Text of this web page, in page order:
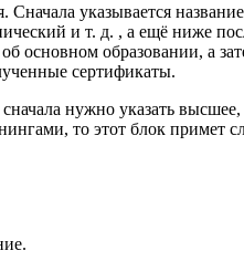
указывается
и т. д. , а ещё ниже
основном образовании, а
сертификаты.
нужно указать
то этот блок примет